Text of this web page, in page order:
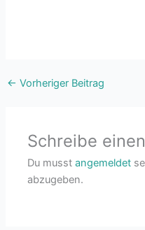
← Vorheriger Beitrag
Schreibe
Du musstangemeldet
abzugeben.